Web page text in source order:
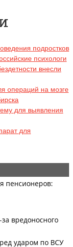
подростков
психологи
внесли
операций на мозге
для выявления
для